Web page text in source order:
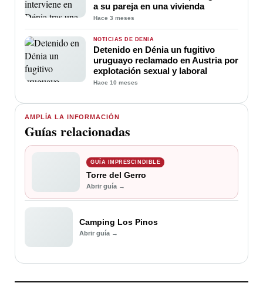
AMPLÍA LA INFORMACIÓN
Guías relacionadas
GUÍA IMPRESCINDIBLE
Torre del Gerro
Abrir guía →
Camping Los Pinos
Abrir guía →
a su pareja en una vivienda
Hace 3 meses
NOTICIAS DE DENIA
Detenido en Dénia un fugitivo
uruguayo reclamado en Austria por
explotación sexual y laboral
Hace 10 meses